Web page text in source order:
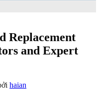
Replacement
and Expert
haian